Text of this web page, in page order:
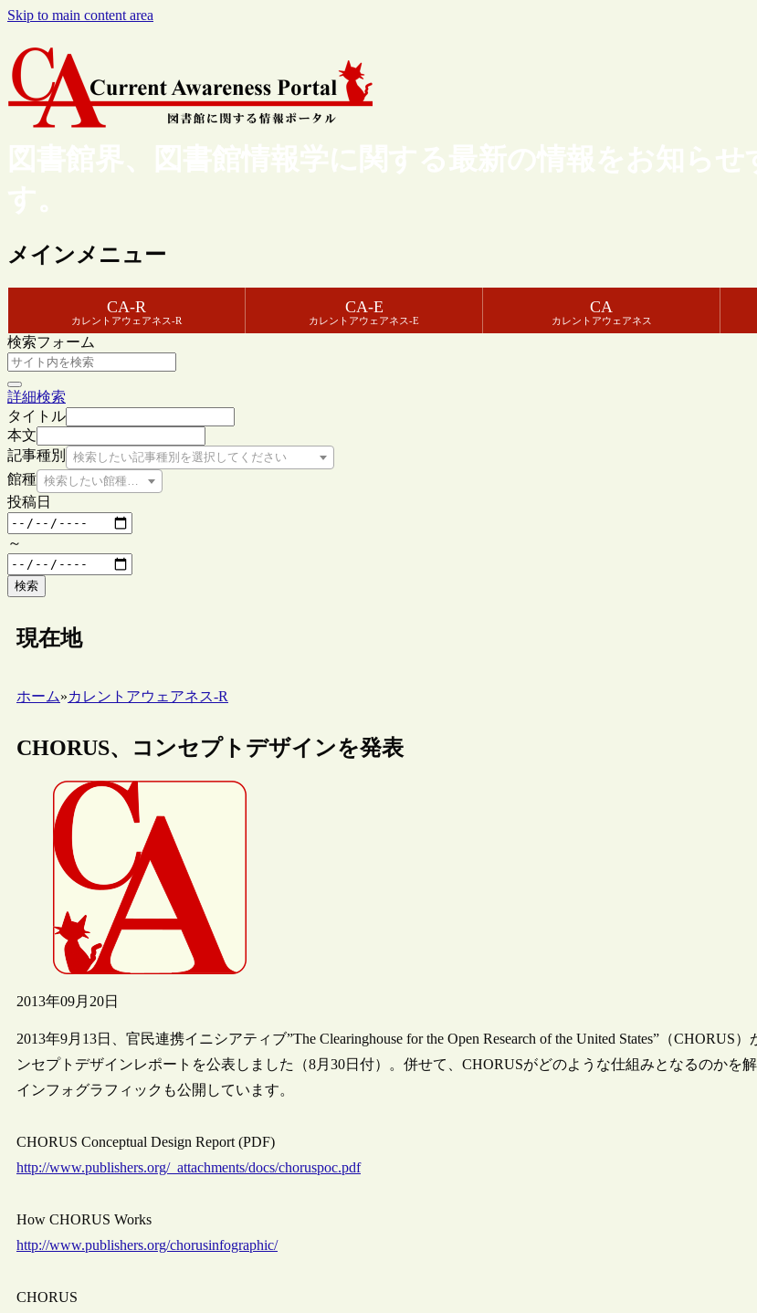
Skip to main content area
図書館界、図書館情報学に関する最新の情報をお知ら
す。
メインメニュー
CA-R
カレントアウェアネス-R
CA-E
カレントアウェアネス-E
CA
カレントアウェアネス
検索フォーム
詳細検索
タイトル
本文
記事種別
検索したい記事種別を選択してください
館種 検索したい館種を選択してください
投稿日
～
検索
現在地
ホーム»カレントアウェアネス-R
CHORUS、コンセプトデザインを発表
2013年09月20日
2013年9月13日、官民連携イニシアティブ”The Clearinghouse for the Open Research of the United States”（CHORUS）
ンセプトデザインレポートを公表しました（8月30日付）。併せて、CHORUSがどのような仕組みとなるのかを
インフォグラフィックも公開しています。
CHORUS Conceptual Design Report (PDF)
http://www.publishers.org/_attachments/docs/choruspoc.pdf
How CHORUS Works
http://www.publishers.org/chorusinfographic/
CHORUS